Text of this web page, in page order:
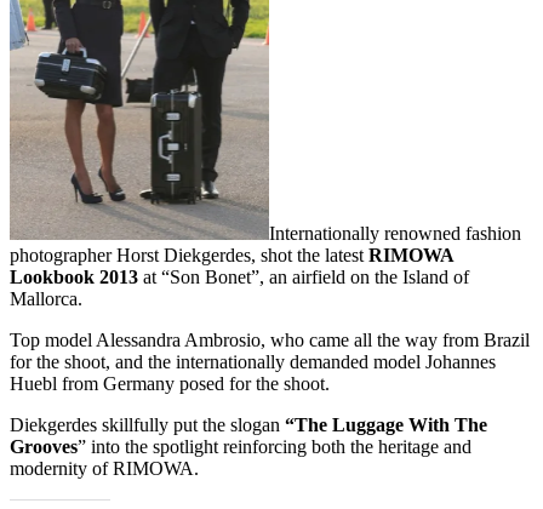
Internationally renowned fashion
photographer Horst Diekgerdes, shot the latest RIMOWA
Lookbook 2013 at “Son Bonet”, an airfield on the Island of
Mallorca.
Top model Alessandra Ambrosio, who came all the way from Brazil
for the shoot, and the internationally demanded model Johannes
Huebl from Germany posed for the shoot.
Diekgerdes skillfully put the slogan “The Luggage With The
Grooves” into the spotlight reinforcing both the heritage and
modernity of RIMOWA.